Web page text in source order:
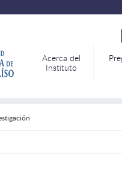
Acerca del
Instituto